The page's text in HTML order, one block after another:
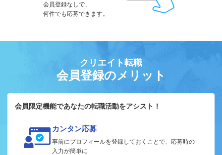
会員登録なしで、
何件でも応募できます。
クリエイト転職
会員登録のメリット
会員限定機能であなたの転職活動をアシスト！
カンタン応募
事前にプロフィールを登録しておくことで、応募時の
入力が簡単に